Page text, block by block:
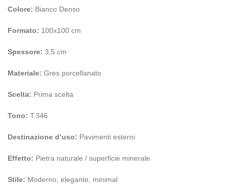
Colore: Bianco Denso
Formato: 100x100 cm
Spessore: 3,5 cm
Materiale: Gres porcellanato
Scelta: Prima scelta
Tono: T.346
Destinazione d’uso: Pavimenti esterni
Effetto: Pietra naturale / superficie minerale
Stile: Moderno, elegante, minimal